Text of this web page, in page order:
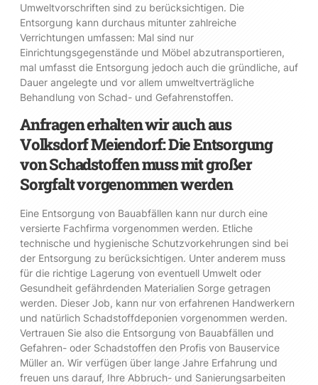
Umweltvorschriften sind zu berücksichtigen. Die
Entsorgung kann durchaus mitunter zahlreiche
Verrichtungen umfassen: Mal sind nur
Einrichtungsgegenstände und Möbel abzutransportieren,
mal umfasst die Entsorgung jedoch auch die gründliche, auf
Dauer angelegte und vor allem umweltverträgliche
Behandlung von Schad- und Gefahrenstoffen.
Anfragen erhalten wir auch aus
Volksdorf Meiendorf: Die Entsorgung
von Schadstoffen muss mit großer
Sorgfalt vorgenommen werden
Eine Entsorgung von Bauabfällen kann nur durch eine
versierte Fachfirma vorgenommen werden. Etliche
technische und hygienische Schutzvorkehrungen sind bei
der Entsorgung zu berücksichtigen. Unter anderem muss
für die richtige Lagerung von eventuell Umwelt oder
Gesundheit gefährdenden Materialien Sorge getragen
werden. Dieser Job, kann nur von erfahrenen Handwerkern
und natürlich Schadstoffdeponien vorgenommen werden.
Vertrauen Sie also die Entsorgung von Bauabfällen und
Gefahren- oder Schadstoffen den Profis von Bauservice
Müller an. Wir verfügen über lange Jahre Erfahrung und
freuen uns darauf, Ihre Abbruch- und Sanierungsarbeiten